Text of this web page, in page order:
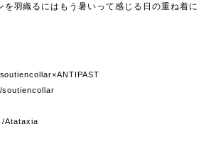
を羽織るにはもう暑いって感じる日の重ね着に
soutiencollar×ANTIPAST
/soutiencollar
/Atataxia